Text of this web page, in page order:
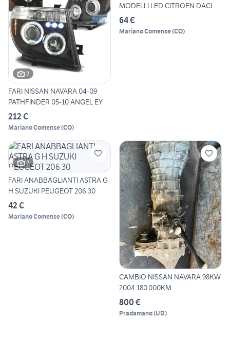
2
FARI NISSAN NAVARA 04-09
PATHFINDER 05-10 ANGEL EY
212 €
Mariano Comense(CO)
MODELLI LED CITROEN DACIA
FOR
64 €
Mariano Comense(CO)
2
FARI ANABBAGLIANTI ASTRA G
H SUZUKI PEUGEOT 206 30
42 €
Mariano Comense(CO)
CAMBIO NISSAN NAVARA 98KW
2004 180.000KM
800 €
Pradamano(UD)